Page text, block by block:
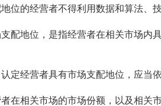
的经营者不得利用数据和算法、
地位，是指经营者在相关市场内具
经营者具有市场支配地位，应当依
相关市场的市场份额，以及相关